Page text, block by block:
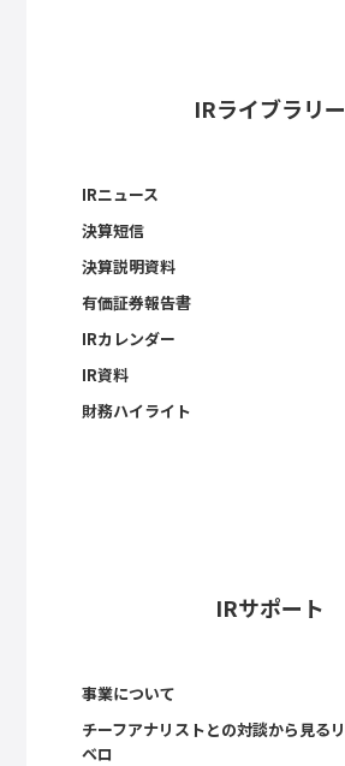
IRライブラリー
IRニュース
決算短信
決算説明資料
有価証券報告書
IRカレンダー
IR資料
財務ハイライト
IRサポート
事業について
チーフアナリストとの対談から見るリ
ベロ